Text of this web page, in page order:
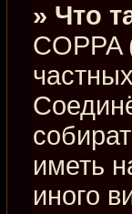
» Что
иметь
иного